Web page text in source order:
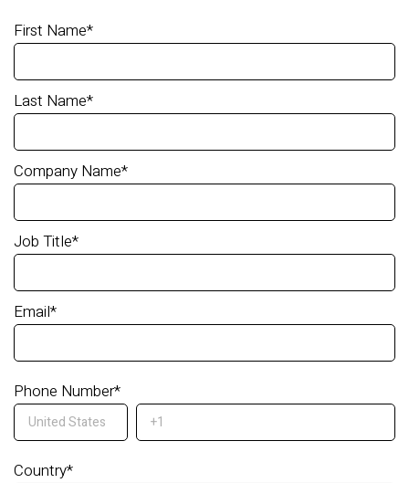
First Name*
Last Name*
Company Name*
Job Title*
Email*
Phone Number*
Country*